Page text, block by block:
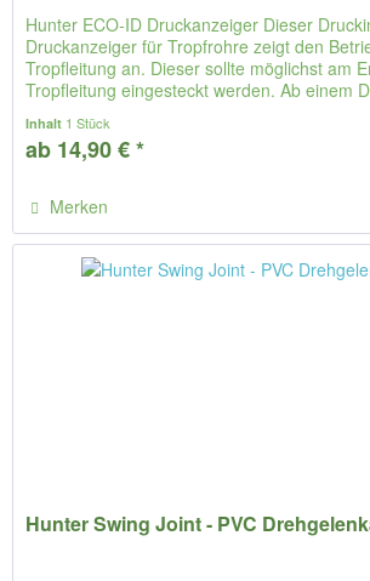
Hunter ECO-ID Druckanzeiger Dieser
Druckanzeiger für Tropfrohre zeigt den
Tropfleitung an. Dieser sollte möglichst am
Tropfleitung eingesteckt werden. Ab einem
Inhalt 1 Stück
ab 14,90 € *
Merken
Hunter Swing Joint - PVC